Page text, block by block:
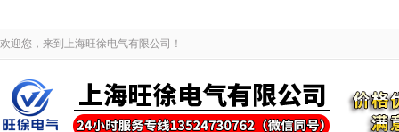
欢迎您，来到上海旺徐电气有限公司！